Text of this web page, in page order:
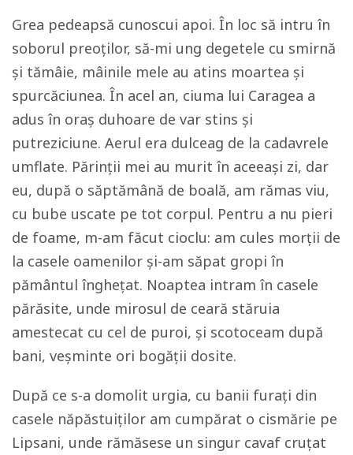
Grea pedeapsă cunoscui apoi. În loc să intru în
soborul preoților, să-mi ung degetele cu smirnă
și tămâie, mâinile mele au atins moartea şi
spurcăciunea. În acel an, ciuma lui Caragea a
adus în oraş duhoare de var stins şi
putreziciune. Aerul era dulceag de la cadavrele
umflate. Părinții mei au murit în aceeași zi, dar
eu, după o săptămână de boală, am rămas viu,
cu bube uscate pe tot corpul. Pentru a nu pieri
de foame, m-am făcut cioclu: am cules morţii de
la casele oamenilor şi-am săpat gropi în
pământul îngheţat. Noaptea intram în casele
părăsite, unde mirosul de ceară stăruia
amestecat cu cel de puroi, și scotoceam după
bani, veşminte ori bogăţii dosite.
După ce s-a domolit urgia, cu banii furaţi din
casele năpăstuiţilor am cumpărat o cismărie pe
Lipsani, unde rămăsese un singur cavaf cruţat